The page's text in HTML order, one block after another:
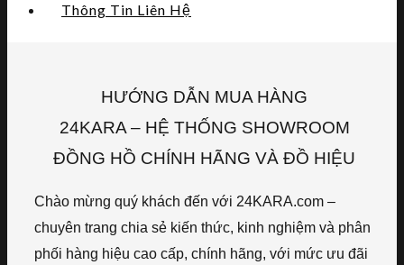
Thông Tin Liên Hệ
HƯỚNG DẪN MUA HÀNG
24KARA – HỆ THỐNG SHOWROOM
ĐỒNG HỒ CHÍNH HÃNG VÀ ĐỒ HIỆU
Chào mừng quý khách đến với 24KARA.com –
chuyên trang chia sẻ kiến thức, kinh nghiệm và phân
phối hàng hiệu cao cấp, chính hãng, với mức ưu đãi